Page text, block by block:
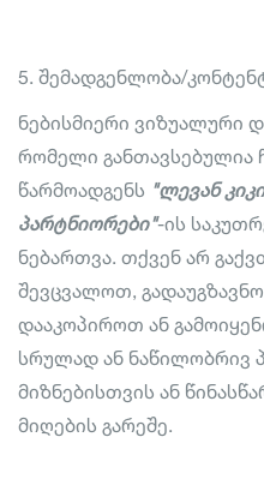
5. შემადგენლობა/
ნებისმიერი ვიზუალური
რომელი განთავსებულია
წარმოადგენს "ლევან
პარტნიორები"-ის
ნებართვა. თქვენ არ
შევცვალოთ,
დააკოპიროთ ან
სრულად ან ნაწილობრივ
მიზნებისთვის ან
მიღების გარეშე.